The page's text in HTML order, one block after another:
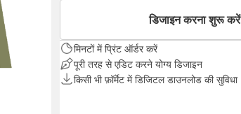
डिजाइन करना शुरू करें
मिनटों में प्रिंट ऑर्डर करें
पूरी तरह से एडिट करने योग्य डिजाइन
किसी भी फ़ॉर्मेट में डिजिटल डाउनलोड की सुविधा